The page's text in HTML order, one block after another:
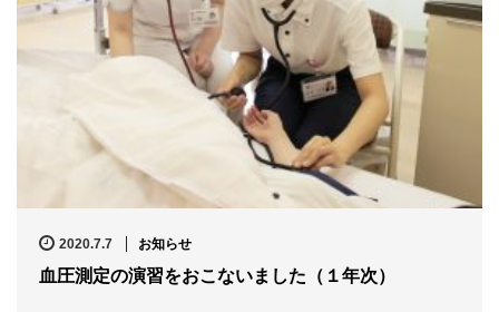
2020.7.7 お知らせ
血圧測定の演習をおこないました（１年次）